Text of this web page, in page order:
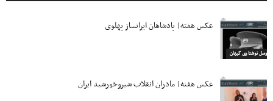
کاروسل نوشتاری کیهان
عکس هفته| پادشاهان ایرانساز پهلوی
عکس هفته| مادران انقلاب شیروخورشید ایران